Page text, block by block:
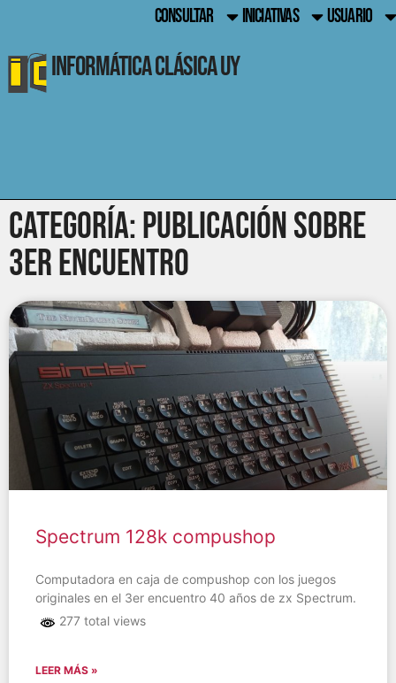
CONSULTAR INICIATIVAS USUARIO
Informática Clásica UY
Categoría: publicación sobre
3er encuentro
Spectrum 128k compushop
Computadora en caja de compushop con los juegos
originales en el 3er encuentro 40 años de zx Spectrum.
277 total views
LEER MÁS »